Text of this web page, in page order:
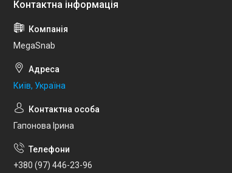
MegaSnab
Київ, Україна
Гапонова Ірина
+380 (97) 446-23-96